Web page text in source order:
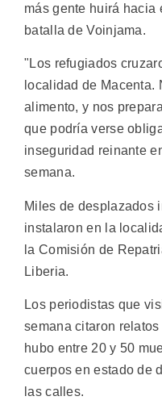
más gente huirá hacia
batalla de Voinjama.
"Los refugiados
localidad de Macenta.
alimento, y nos
que podría verse
inseguridad reinante
semana.
Miles de desplazados
instalaron en la
la Comisión de
Liberia.
Los periodistas que
semana citaron
hubo entre 20 y 50
cuerpos en estado de
las calles.